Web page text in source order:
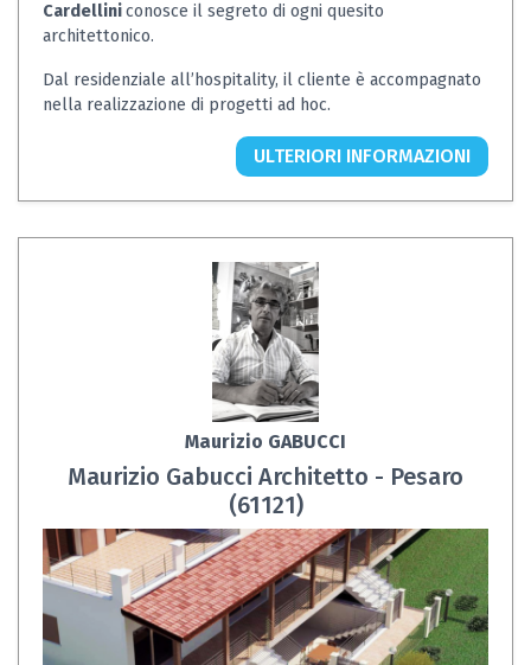
Cardelliniconosce il segreto di ogni quesito
architettonico.
Dal residenziale all’hospitality, il cliente è accompagnato
nella realizzazione di progetti ad hoc.
ULTERIORI INFORMAZIONI
Maurizio GABUCCI
Maurizio Gabucci Architetto - Pesaro
(61121)